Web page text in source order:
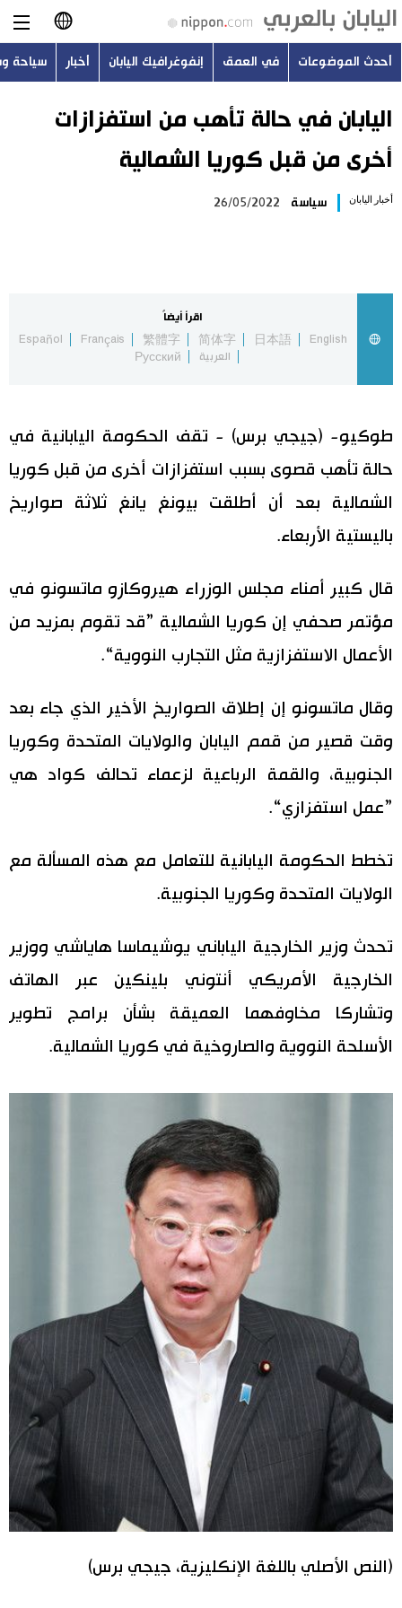
日本語
English
Русский
أحدث الموضوعات
اليابان في فيديو
مانغا وأنيمي
علوم وتكنولوجيا
الأقسام
صور
تجارب وآراء
سياسة
مجتمع
ثقافة
لايف ستايل
طوكيو
إعلان
الأكثر تفاعلا
موسوعة اليابان
أحدث الموضوعات في العمق إنفوغرافيك اليابان أخبار سياحة
اليابان في حالة تأهب من استفزازات
أخرى من قبل كوريا الشمالية
أخبار اليابان سياسة 26/05/2022
اقرأ أيضاً
English
日本語
简体字
繁體字
Français
Español
العربية
Русский
طوكيو- (جيجي برس) - تقف الحكومة اليابانية في
حالة تأهب قصوى بسبب استفزازات أخرى من قبل كوريا
الشمالية بعد أن أطلقت بيونغ يانغ ثلاثة صواريخ
باليستية الأربعاء.
قال كبير أمناء مجلس الوزراء هيروكازو ماتسونو في
مؤتمر صحفي إن كوريا الشمالية ”قد تقوم بمزيد من
الأعمال الاستفزازية مثل التجارب النووية“.
وقال ماتسونو إن إطلاق الصواريخ الأخير الذي جاء بعد
وقت قصير من قمم اليابان والولايات المتحدة وكوريا
الجنوبية، والقمة الرباعية لزعماء تحالف كواد هي
”عمل استفزازي“.
تخطط الحكومة اليابانية للتعامل مع هذه المسألة مع
الولايات المتحدة وكوريا الجنوبية.
تحدث وزير الخارجية الياباني يوشيماسا هاياشي ووزير
الخارجية الأمريكي أنتوني بلينكين عبر الهاتف
وتشاركا مخاوفهما العميقة بشأن برامج تطوير
الأسلحة النووية والصاروخية في كوريا الشمالية.
(النص الأصلي باللغة الإنكليزية، جيجي برس)